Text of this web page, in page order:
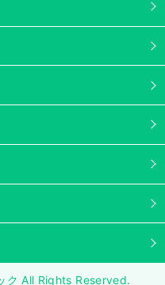
ク All Rights Reserved.